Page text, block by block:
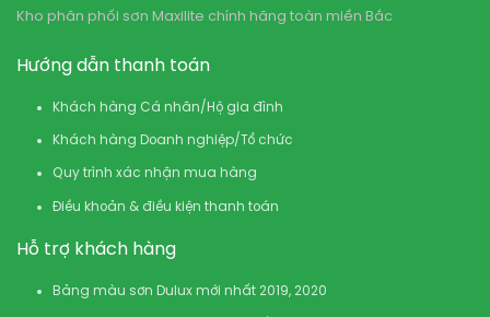
Kho phân phối sơn Maxilite chính hãng toàn miền Bắc
Hướng dẫn thanh toán
Khách hàng Cá nhân/Hộ gia đình
Khách hàng Doanh nghiệp/Tổ chức
Quy trình xác nhận mua hàng
Điều khoản & điều kiện thanh toán
Hỗ trợ khách hàng
Bảng màu sơn Dulux mới nhất 2019, 2020